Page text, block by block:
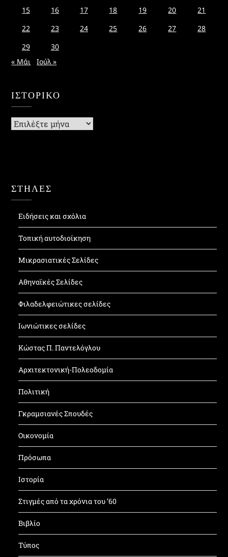
15
16 17 18 19 20
21
22
23 24 25 26 27
28
29
30
« Μάι
Ιούλ »
ΙΣΤΟΡΙΚΌ
Ιστορικό
ΣΤΗΛΕΣ
Ειδήσεις και σχόλια
Τοπική αυτοδιοίκηση
Μικρασιατικές Σελίδες
Αθηναϊκές Σελίδες
Φιλαδελφειώτικες σελίδες
Ιωνιώτικες σελίδες
Κώστας Π. Παντελόγλου
Αρχιτεκτονική-Πολεοδομία
Πολιτική
Γκραμσιανές Σπουδές
Οικονομία
Πρόσωπα
Ιστορία
Στιγμές από τα χρόνια του ’60
Βιβλίο
Τύπος